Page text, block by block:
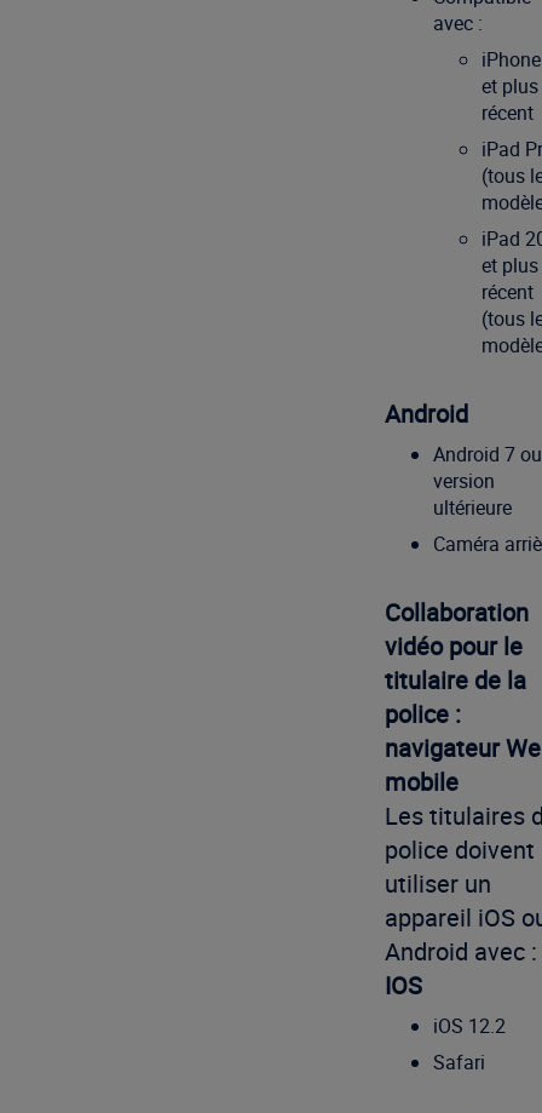
avec :
et plus
récent
iPad
(tous
iPad
et plus
récent
(tous
Android
Android 7 ou
version
ultérieure
Caméra
Collaboration
vidéo pour le
titulaire de la
police :
navigateur
mobile
Les titulaires
police doivent
utiliser un
appareil iOS
Android avec :
IOS
iOS 12.2
Safari